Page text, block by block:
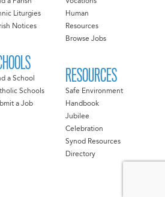
a Parish
Liturgies
Notices
a School
Schools
a Job
Vocations
Human
Resources
Browse Jobs
RESOURCES
Safe Environment
Handbook
Jubilee
Celebration
Synod Resources
Directory